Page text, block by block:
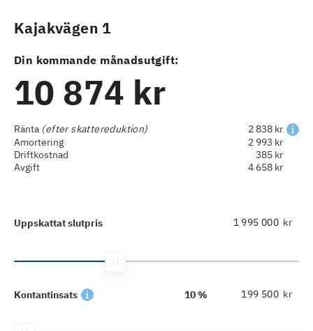
Kajakvägen 1
Din kommande månadsutgift:
10 874 kr
Ränta (efter skattereduktion)
2 838 kr
Amortering
2 993 kr
Driftkostnad
385 kr
Avgift
4 658 kr
Uppskattat slutpris kr
Kontantinsats 10 % kr